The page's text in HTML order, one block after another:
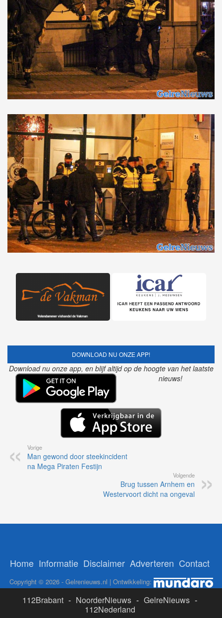
DOWNLOAD NU ONZE APP!
Download nu onze app, en blijf altijd op de hoogte van het laatste
nieuws!
Vorige
Man gewond door steekincident
na Mega Piraten Festijn
Volgende
Brug tussen Arnhem en
Westervoort dicht na ongeval
Home Informatie Disclaimer Adverteren Contact
Copyright © 2026 - Gelrenieuws.nl | Ontwikkeling:
112Brabant - NoorderNieuws - GelreNieuws -
112Nederland